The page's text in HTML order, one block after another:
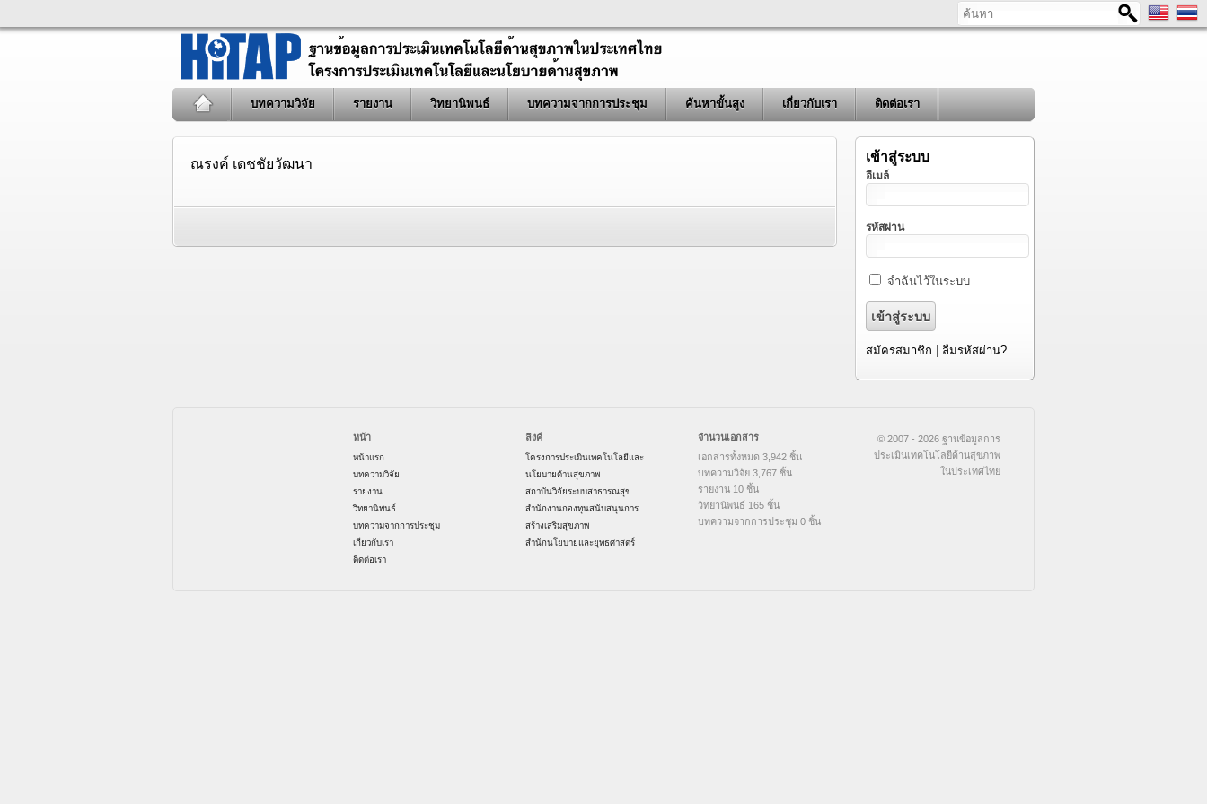
ค้นหา
บทความวิจัย รายงาน วิทยานิพนธ์ บทความจากการประชุม ค้นหาขั้นสูง เกี่ยวกับเรา ติดต่อเรา
ณรงค์ เดชชัยวัฒนา เข้าสู่ระบบ
อีเมล์
รหัสผ่าน
จำฉันไว้ในระบบ
สมัครสมาชิก ลืมรหัสผ่าน?
หน้า
หน้าแรก
บทความวิจัย
รายงาน
วิทยานิพนธ์
บทความจากการประชุม
เกี่ยวกับเรา
ติดต่อเรา
ลิงค์
โครงการประเมินเทคโนโลยีและ
นโยบายด้านสุขภาพ
สถาบันวิจัยระบบสาธารณสุข
สำนักงานกองทุนสนับสนุนการ
สร้างเสริมสุขภาพ
สำนักนโยบายและยุทธศาสตร์
จำนวนเอกสาร
เอกสารทั้งหมด 3,942 ชิ้น
บทความวิจัย 3,767 ชิ้น
รายงาน 10 ชิ้น
วิทยานิพนธ์ 165 ชิ้น
บทความจากการประชุม 0 ชิ้น
© 2007 - 2026 ฐานข้อมูลการ
ประเมินเทคโนโลยีด้านสุขภาพ
ในประเทศไทย